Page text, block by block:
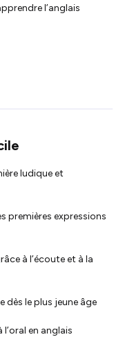
l’anglais
ludique et
premières expressions
à l’écoute et à la
dès le plus jeune âge
en anglais